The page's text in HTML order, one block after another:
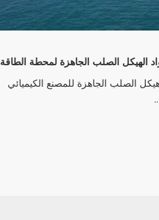
الهيكل الصلب الجاهزة لمحطة الطاقة
الصلب الجاهزة للمصنع الكيميائي